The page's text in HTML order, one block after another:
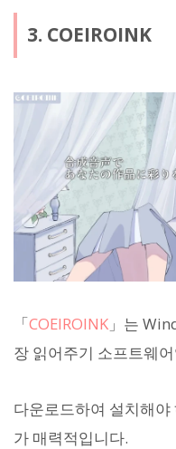
3. COEIROINK
「COEIROINK 」는
장 읽어주기 소프트웨
다운로드하여 설치해야
가 매력적입니다.